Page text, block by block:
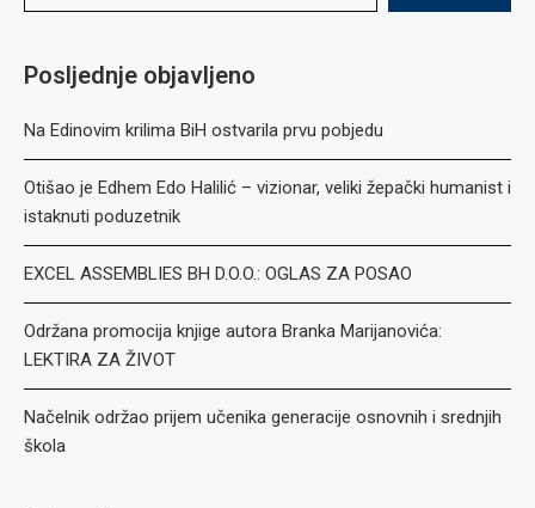
Posljednje objavljeno
Na Edinovim krilima BiH ostvarila prvu pobjedu
Otišao je Edhem Edo Halilić – vizionar, veliki žepački humanist i
istaknuti poduzetnik
EXCEL ASSEMBLIES BH D.O.O.: OGLAS ZA POSAO
Održana promocija knjige autora Branka Marijanovića:
LEKTIRA ZA ŽIVOT
Načelnik održao prijem učenika generacije osnovnih i srednjih
škola